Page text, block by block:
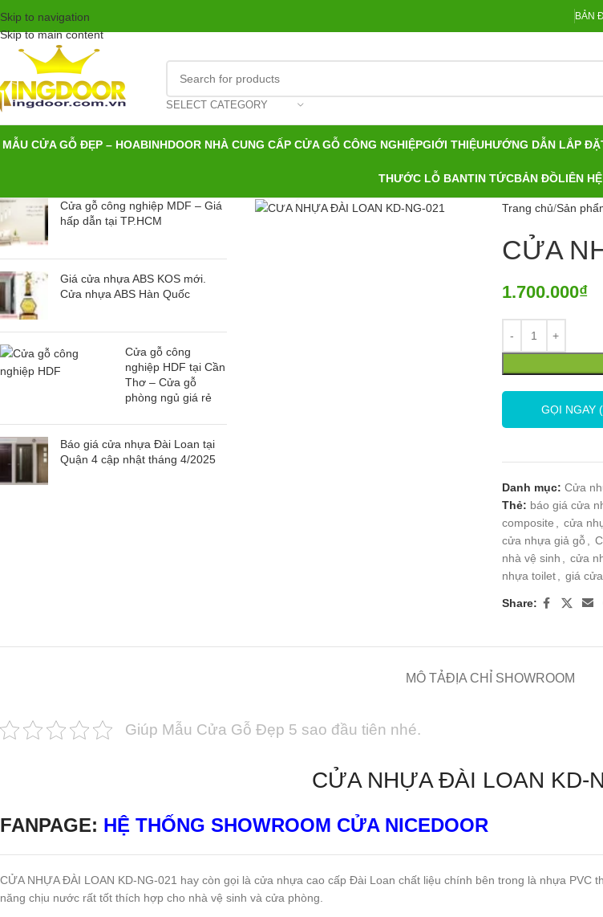
Skip to navigation
Skip to main content
BẢN
SELECT CATEGORY
MẪU CỬA GỖ ĐẸP – HOABINHDOOR NHÀ CUNG CẤP CỬA GỖ CÔNG NGHIỆPGIỚI THIỆUHƯỚNG DẪN LẮP
THƯỚC LỖ BANTIN TỨCBẢN ĐỒLIÊN HỆ
Cửa gỗ công nghiệp MDF – Giá
hấp dẫn tại TP.HCM
Giá cửa nhựa ABS KOS mới.
Cửa nhựa ABS Hàn Quốc
Cửa gỗ công
nghiệp HDF tại Cần
Thơ – Cửa gỗ
phòng ngủ giá rẻ
Báo giá cửa nhựa Đài Loan tại
Quận 4 cập nhật tháng 4/2025
Click to enlarge
Trang chủ Sản
CỬA
1.700.000₫
GỌI NGAY
Danh mục: Cửa
Thẻ: báo giá cửa
composite
cửa
cửa nhựa giả gỗ
nhà vệ sinh
cửa
nhựa toilet
giá
Share:
MÔ TẢĐỊA CHỈ SHOWROOM
Giúp Mẫu Cửa Gỗ Đẹp 5 sao đầu tiên nhé.
CỬA NHỰA ĐÀI LOAN KD-
FANPAGE: HỆ THỐNG SHOWROOM CỬA NICEDOOR
CỬA NHỰA ĐÀI LOAN KD-NG-021 hay còn gọi là cửa nhựa cao cấp Đài Loan chất liệu chính bên trong là nhựa PVC
năng chịu nước rất tốt thích hợp cho nhà vệ sinh và cửa phòng.